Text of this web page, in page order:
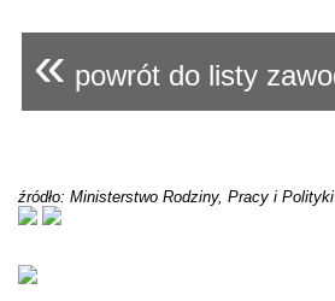
« powrót do listy
źródło: Ministerstwo Rodziny, Pracy i Polityki